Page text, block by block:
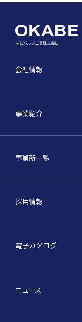
岡部バルブ工業株式会社
会社情報
事業紹介
事業所一覧
採用情報
電子カタログ
ニュース